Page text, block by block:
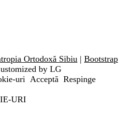
Ortodoxă Sibiu | Bootstrap
by LG
uri Acceptă Respinge
URI